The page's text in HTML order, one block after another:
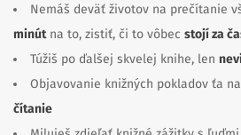
Nemáš deväť životov na prečítanie
minútna to, zistiť, či to vôbec stojí za
Túžiš po ďalšej skvelej knihe, len
Objavovanie knižných pokladov ťa
čítanie